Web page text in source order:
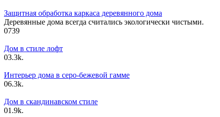
Защитная обработка каркаса деревянного дома
Деревянные дома всегда считались экологически чистыми.
0739
Дом в стиле лофт
03.3k.
Интерьер дома в серо-бежевой гамме
06.3k.
Дом в скандинавском стиле
01.9k.